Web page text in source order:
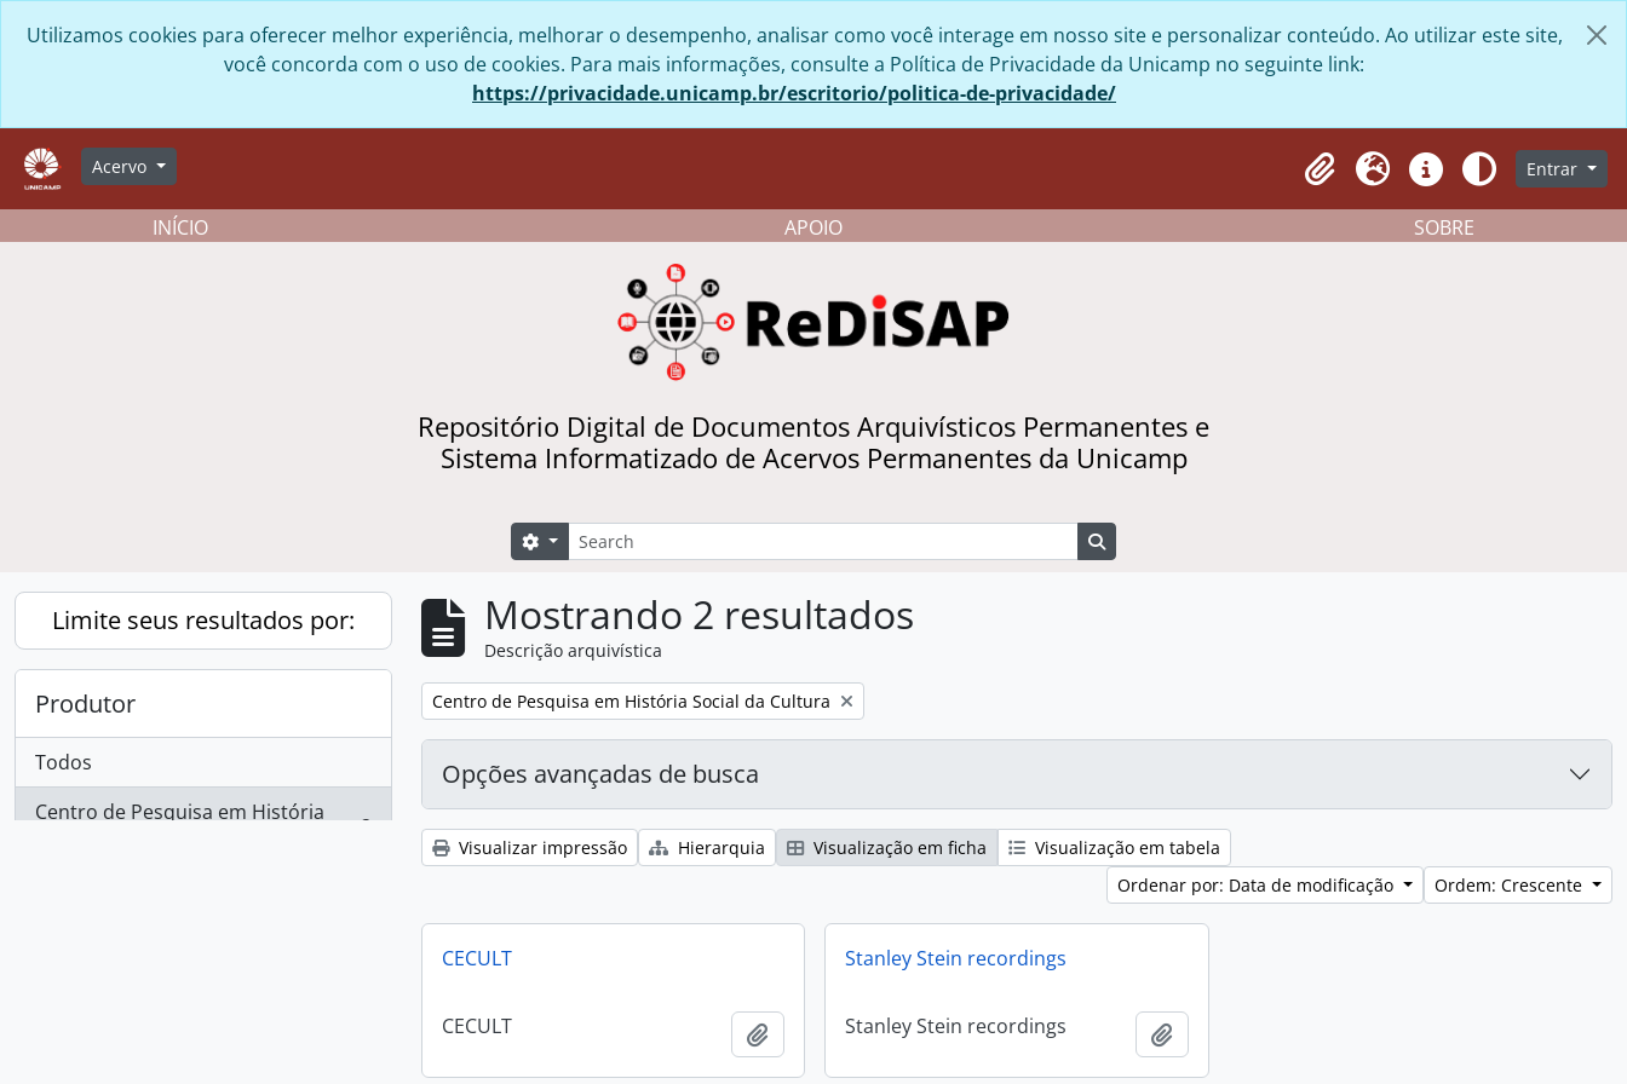
Utilizamos cookies para oferecer melhor experiência, melhorar o desempenho, analisar como você interage em nosso site e personalizar conteúdo. Ao utilizar este site,
você concorda com o uso de cookies. Para mais informações, consulte a Política de Privacidade da Unicamp no seguinte link:
https://privacidade.unicamp.br/escritorio/politica-de-privacidade/
Acervo
Clipboard
Idioma AtalhosAparênciaEntrar
INÍCIO APOIO SOBRE
Repositório Digital de Documentos Arquivísticos Permanentes e
Sistema Informatizado de Acervos Permanentes da Unicamp
Buscar
Opções de busca
Limite seus resultados por:
Produtor
Todos
Centro de Pesquisa em História
2
Mostrando 2 resultados
Descrição arquivística
Remover filtro:
Centro de Pesquisa em História Social da Cultura
Opções avançadas de busca
Visualizar impressão Hierarquia Visualização em ficha
Visualização em tabela
Ordenar por: Data de modificação
Ordem: Crescente
CECULT
CECULT Adicionar a área de transferência
Stanley Stein recordings
Stanley Stein recordings Adicionar a área de transferência